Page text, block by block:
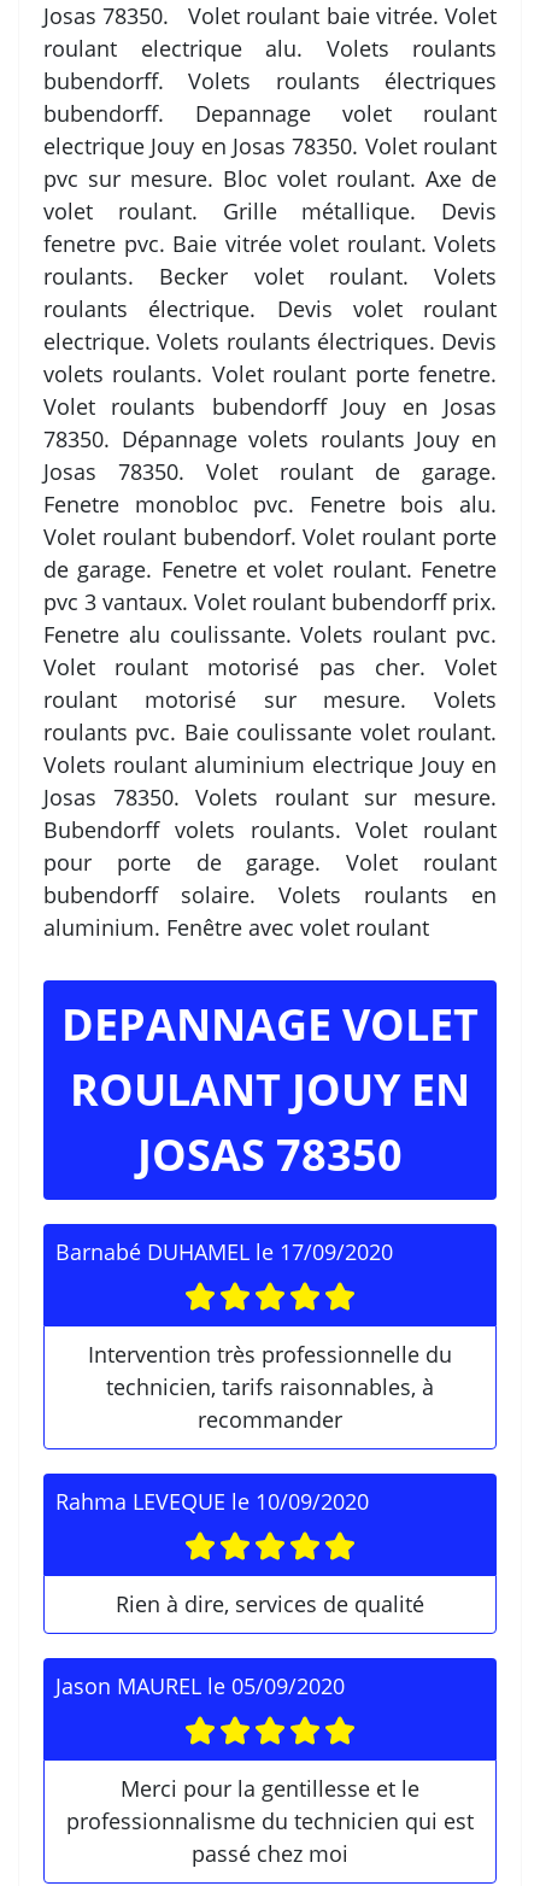
Josas 78350. Volet roulant baie vitrée. Volet
roulant electrique alu. Volets roulants
bubendorff. Volets roulants électriques
bubendorff. Depannage volet roulant
electrique Jouy en Josas 78350. Volet roulant
pvc sur mesure. Bloc volet roulant. Axe de
volet roulant. Grille métallique. Devis
fenetre pvc. Baie vitrée volet roulant. Volets
roulants. Becker volet roulant. Volets
roulants électrique. Devis volet roulant
electrique. Volets roulants électriques. Devis
volets roulants. Volet roulant porte fenetre.
Volet roulants bubendorff Jouy en Josas
78350. Dépannage volets roulants Jouy en
Josas 78350. Volet roulant de garage.
Fenetre monobloc pvc. Fenetre bois alu.
Volet roulant bubendorf. Volet roulant porte
de garage. Fenetre et volet roulant. Fenetre
pvc 3 vantaux. Volet roulant bubendorff prix.
Fenetre alu coulissante. Volets roulant pvc.
Volet roulant motorisé pas cher. Volet
roulant motorisé sur mesure. Volets
roulants pvc. Baie coulissante volet roulant.
Volets roulant aluminium electrique Jouy en
Josas 78350. Volets roulant sur mesure.
Bubendorff volets roulants. Volet roulant
pour porte de garage. Volet roulant
bubendorff solaire. Volets roulants en
aluminium. Fenêtre avec volet roulant
DEPANNAGE VOLET
ROULANT JOUY EN
JOSAS 78350
Barnabé DUHAMEL le 17/09/2020
Intervention très professionnelle du
technicien, tarifs raisonnables, à
recommander
Rahma LEVEQUE le 10/09/2020
Rien à dire, services de qualité
Jason MAUREL le 05/09/2020
Merci pour la gentillesse et le
professionnalisme du technicien qui est
passé chez moi